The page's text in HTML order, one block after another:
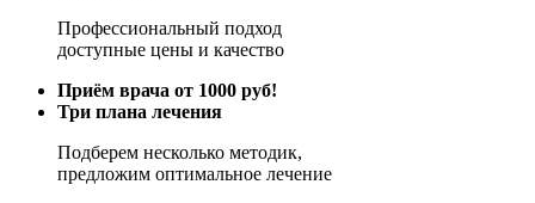
Профессиональный подход
доступные цены и качество
Приём врача от 1000 руб!
Три плана лечения
Подберем несколько методик,
предложим оптимальное лечение